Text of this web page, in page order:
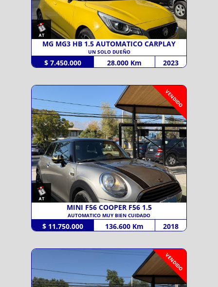
MG MG3 HB 1.5 AUTOMATICO CARPLAY
UN SOLO DUEÑO
$ 7.450.000 28.000 Km 2023
VENDIDO
MINI F56 COOPER F56 1.5
AUTOMATICO MUY BIEN CUIDADO
$ 11.750.000 136.600 Km 2018
VENDIDO